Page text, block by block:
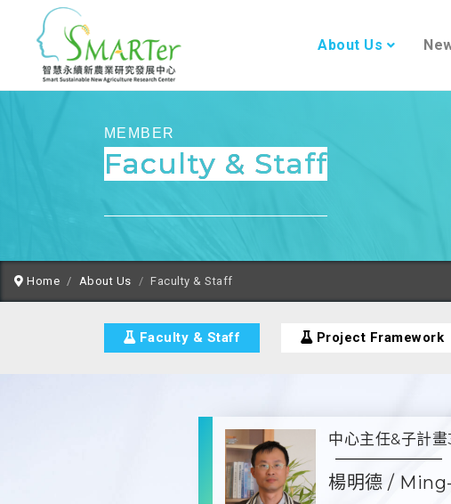
About Us
MEMBER
Faculty & Staff
Home About Us Faculty & Staff
Faculty & Staff Project Framework
中心主任&子計
楊明德 /